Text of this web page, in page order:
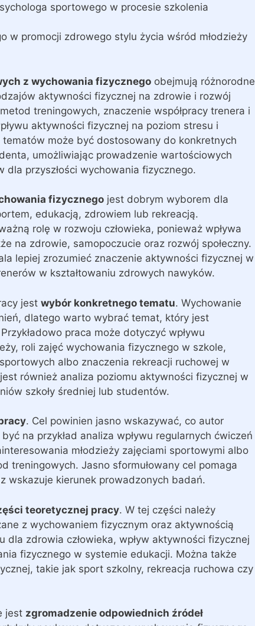
sportowego w procesie szkolenia
w promocji zdrowego stylu życia wśród młodzieży
z wychowania fizycznego obejmują różnorodne
aktywności fizycznej na zdrowie i rozwój
treningowych, znaczenie współpracy trenera i
aktywności fizycznej na poziom stresu i
może być dostosowany do konkretnych
umożliwiając prowadzenie wartościowych
przyszłości wychowania fizycznego.
fizycznego jest dobrym wyborem dla
edukacją, zdrowiem lub rekreacją.
rolę w rozwoju człowieka, ponieważ wpływa
na zdrowie, samopoczucie oraz rozwój społeczny.
lepiej zrozumieć znaczenie aktywności fizycznej w
w kształtowaniu zdrowych nawyków.
jest wybór konkretnego tematu. Wychowanie
dlatego warto wybrać temat, który jest
praca może dotyczyć wpływu
roli zajęć wychowania fizycznego w szkole,
albo znaczenia rekreacji ruchowej w
również analiza poziomu aktywności fizycznej w
szkoły średniej lub studentów.
. Cel powinien jasno wskazywać, co autor
na przykład analiza wpływu regularnych ćwiczeń
młodzieży zajęciami sportowymi albo
treningowych. Jasno sformułowany cel pomaga
wskazuje kierunek prowadzonych badań.
teoretycznej pracy. W tej części należy
z wychowaniem fizycznym oraz aktywnością
zdrowia człowieka, wpływ aktywności fizycznej
fizycznego w systemie edukacji. Można także
takie jak sport szkolny, rekreacja ruchowa czy
jest zgromadzenie odpowiednich źródeł